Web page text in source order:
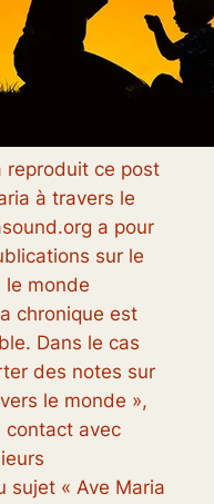
reproduit ce post
à travers le
a pour
sur le
le monde
chronique est
Dans le cas
des notes sur
le monde »,
contact avec
sujet « Ave Maria